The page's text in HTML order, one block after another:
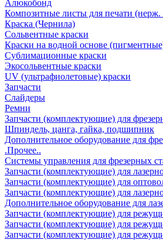
Алюкобонд
Композитные листы для печати (нерж.
Краска (Чернила)
Сольвентные краски
Краски на водной основе
Сублимационные краски
Экосольвентные краски
UV (ультрафиолетовые) краски
Запчасти
Слайдеры
Ремни
Запчасти (комплектующие) для
Шпиндель, цанга, гайка, подшипник
Дополнительное оборудование для
.Прочее..
Системы управления для фрезерных
Запчасти (комплектующие) для
Запчасти (комплектующие) для
Запчасти (комплектующие) для
Дополнительное оборудование для
Запчасти (комплектующие) для
Запчасти (комплектующие) для
Запчасти (комплектующие) для